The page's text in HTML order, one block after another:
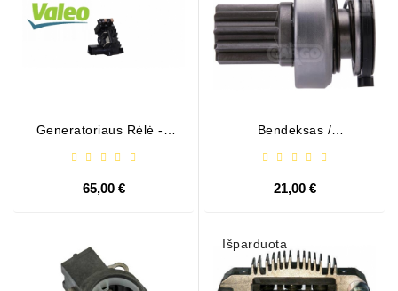
Generatoriaus Rėlė - /
65,00 €
Bendeksas /
21,00 €
Išparduota